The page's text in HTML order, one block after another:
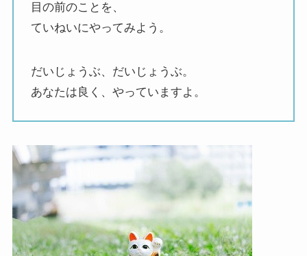
目の前のことを、
ていねいにやってみよう。
だいじょうぶ、だいじょうぶ。
あなたは良く、やっていますよ。